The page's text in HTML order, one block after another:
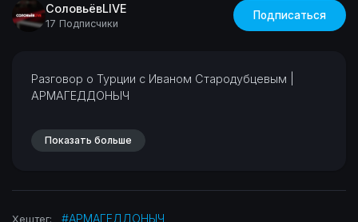
СоловьёвLIVE
17 Подписчики
Подписаться
⁣Разговор о Турции с Иваном Стародубцевым |
АРМАГЕДДОНЫЧ
Показать больше
Хештег: #АРМАГЕДДОНЫЧ